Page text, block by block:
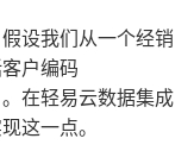
设我们从一个经销
户编码
在轻易云数据集成
这一点。